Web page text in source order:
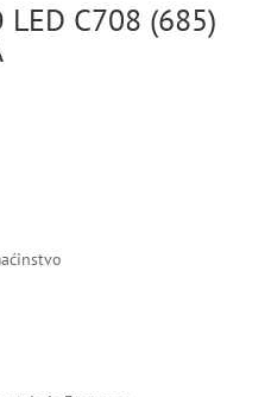
LED C708 (685)